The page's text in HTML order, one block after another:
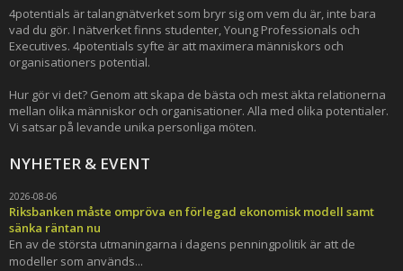
4potentials är talangnätverket som bryr sig om vem du är, inte bara
vad du gör. I nätverket finns studenter, Young Professionals och
Executives. 4potentials syfte är att maximera människors och
organisationers potential.
Hur gör vi det? Genom att skapa de bästa och mest äkta relationerna
mellan olika människor och organisationer. Alla med olika potentialer.
Vi satsar på levande unika personliga möten.
NYHETER & EVENT
2026-08-06
Riksbanken måste ompröva en förlegad ekonomisk modell samt
sänka räntan nu
En av de största utmaningarna i dagens penningpolitik är att de
modeller som används...